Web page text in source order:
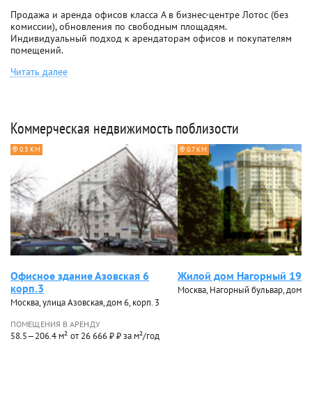
Продажа и аренда офисов класса A в бизнес-центре Лотос (без
комиссии), обновления по свободным площадям.
Индивидуальный подход к арендаторам офисов и покупателям
помещений.
Читать далее
Коммерческая недвижимость поблизости
0.3 КМ
Офисное здание Азовская 6
корп.3
Москва, улица Азовская, дом 6, корп. 3
ПОМЕЩЕНИЯ В АРЕНДУ
58.5—206.4 м² от 26 666 ₽ ₽ за м²/год
0.7 КМ
Жилой дом Нагорный 19
Москва, Нагорный бульвар, дом